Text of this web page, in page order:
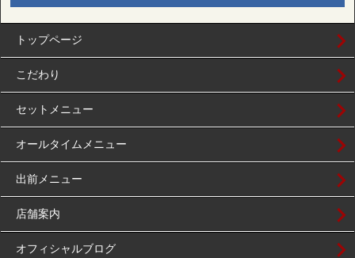
トップページ
こだわり
セットメニュー
オールタイムメニュー
出前メニュー
店舗案内
オフィシャルブログ